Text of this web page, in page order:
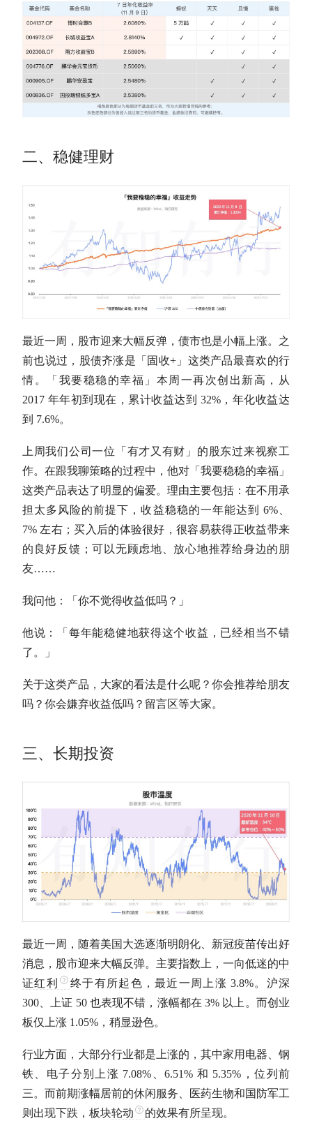
二、稳健理财
最近一周，股市迎来大幅反弹，债市也是小幅上涨。之
前也说过，股债齐涨是「 固收+」这类产品最喜欢的行
情。「我要稳稳的幸福」本周一再次创出新高，从
2017 年年初到现在，累计收益达到 32%， 年化收益达
到 7.6%。
上周我们公司一位「有才又有财」的股东过来视察工
作。在跟我聊策略的过程中，他对「我要稳稳的幸福」
这类产品表达了明显的偏爱。理由主要包括：在不用承
担太多风险的前提下，收益稳稳的一年能达到 6%、
7% 左右；买入后的体验很好，很容易获得正收益带来
的良好反馈；可以无顾虑地、放心地推荐给身边的朋
友……
我问他：「你不觉得收益低吗？」
他说：「每年能稳健地获得这个收益，已经相当不错
了。」
关于这类产品，大家的看法是什么呢？你会推荐给朋友
吗？你会嫌弃收益低吗？留言区等大家。
三、 长期投资
最近一周，随着美国大选逐渐明朗化、新冠疫苗传出好
消息，股市迎来大幅反弹。主要指数上，一向低迷的中
证红利
终于有所起色，最近一周上涨 3.8%。沪深
300、上证 50 也表现不错，涨幅都在 3% 以上。而创业
板仅上涨 1.05%，稍显逊色。
行业方面，大部分行业都是上涨的，其中家用电器、钢
铁、电子分别上涨 7.08%、6.51% 和 5.35%，位列前
三。而前期涨幅居前的休闲服务、医药生物和国防军工
则出现下跌，板块轮动 的效果有所呈现。